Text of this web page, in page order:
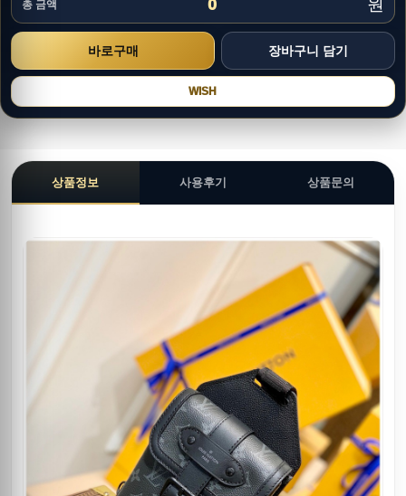
총 금액 0 원
WISH
상품정보 사용후기 상품문의